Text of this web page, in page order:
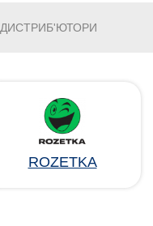
ДИСТРИБ'ЮТОРИ
ROZETKA